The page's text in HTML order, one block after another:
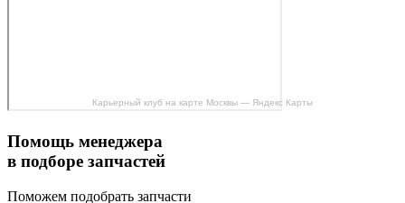
Карьерный клуб на карте Москвы — Яндекс Карты
Помощь менеджера
в подборе запчастей
Поможем подобрать запчасти